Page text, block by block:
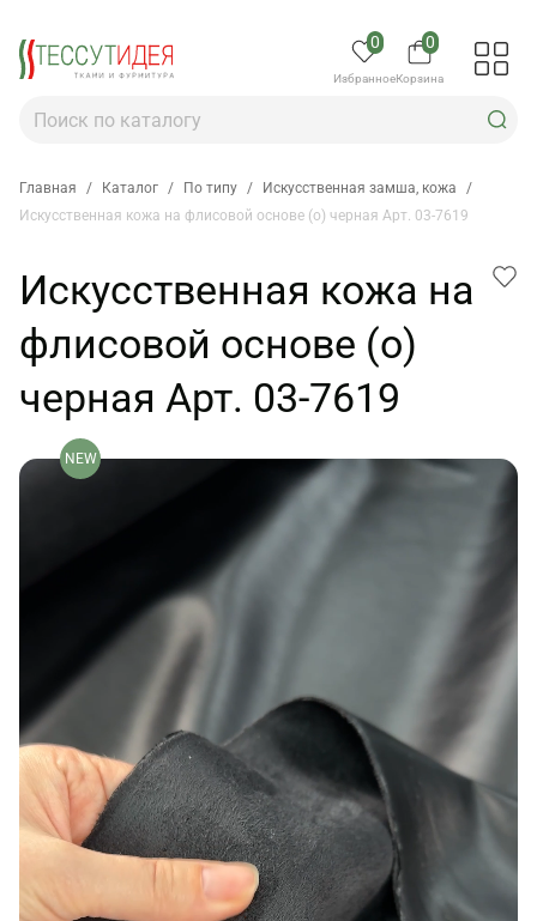
0
Избранное
0
Корзина
Главная / Каталог / По типу / Искусственная замша, кожа
/
Искусственная кожа на флисовой основе (о) черная Арт. 03-7619
Искусственная кожа на
флисовой основе (о)
черная Арт. 03-7619
NEW